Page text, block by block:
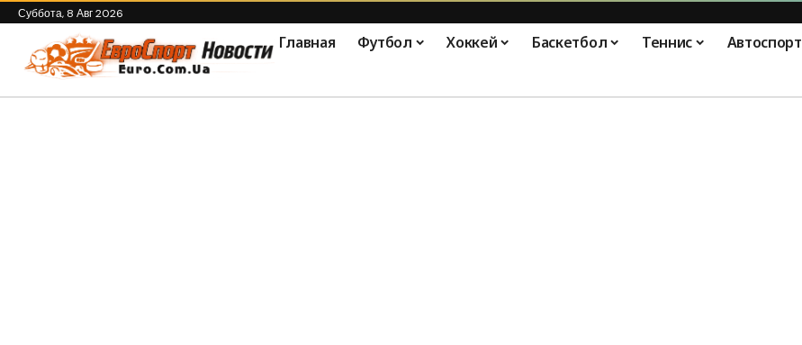
Суббота, 8 Авг 2026
Главная Футбол Хоккей Баскетбол Теннис Автоспорт